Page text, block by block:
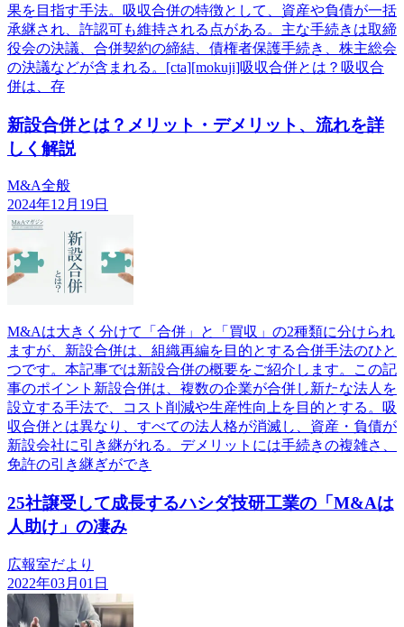
果を目指す手法。吸収合併の特徴として、資産や負債が一括
承継され、許認可も維持される点がある。主な手続きは取締
役会の決議、合併契約の締結、債権者保護手続き、株主総会
の決議などが含まれる。[cta][mokuji]吸収合併とは？吸収合
併は、存
新設合併とは？メリット・デメリット、流れを詳
しく解説
M&A全般
2024年12月19日
M&Aは大きく分けて「合併」と「買収」の2種類に分けられ
ますが、新設合併は、組織再編を目的とする合併手法のひと
つです。本記事では新設合併の概要をご紹介します。この記
事のポイント新設合併は、複数の企業が合併し新たな法人を
設立する手法で、コスト削減や生産性向上を目的とする。吸
収合併とは異なり、すべての法人格が消滅し、資産・負債が
新設会社に引き継がれる。デメリットには手続きの複雑さ、
免許の引き継ぎができ
25社譲受して成長するハシダ技研工業の「M&Aは
人助け」の凄み
広報室だより
2022年03月01日